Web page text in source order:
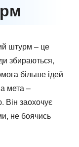
штурм – це
збираються,
більше ідей
мета –
Він заохочує
не боячись